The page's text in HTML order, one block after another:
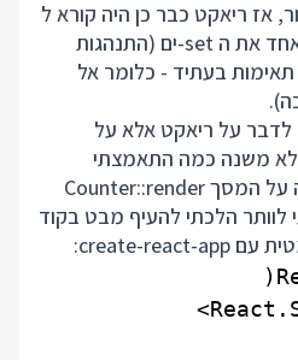
אז ריאקט כבר כן היה קורא ל
render פעמיים במקום לאחד את ה set-ים (התנהגות
בעתיד - כלומר אל
לדבר על ריאקט אלא על
משנה כמה התאמצתי
הקומפוננטה שלי הדפיסה על המסך Counter::render
הלכתי להעיף מבט בקוד